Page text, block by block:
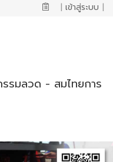
| เข้าสู่ระบบ |
รมลวด - สมไทยการ